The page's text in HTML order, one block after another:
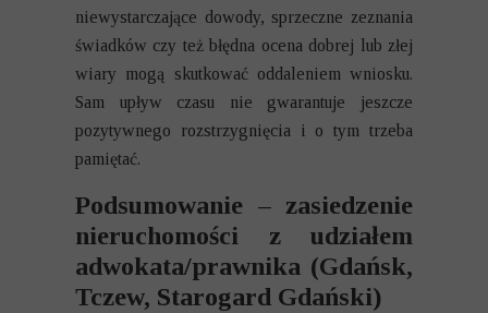
niewystarczające dowody, sprzeczne zeznania
świadków czy też błędna ocena dobrej lub złej
wiary mogą skutkować oddaleniem wniosku.
Sam upływ czasu nie gwarantuje jeszcze
pozytywnego rozstrzygnięcia i o tym trzeba
pamiętać.
Podsumowanie – zasiedzenie
nieruchomości z udziałem
adwokata/prawnika (Gdańsk,
Tczew, Starogard Gdański)